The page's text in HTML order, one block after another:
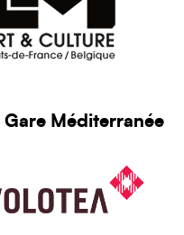
Méditerranée